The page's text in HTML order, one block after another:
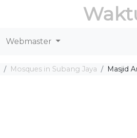
Webmaster
Mosques in Subang Jaya Masjid